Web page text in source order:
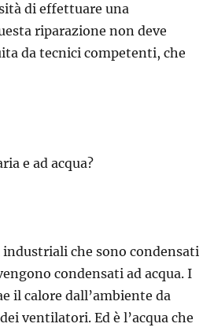
di effettuare una
riparazione non deve
da tecnici competenti, che
e ad acqua?
che sono condensati
condensati ad acqua. I
il calore dall’ambiente da
ventilatori. Ed è l’acqua che